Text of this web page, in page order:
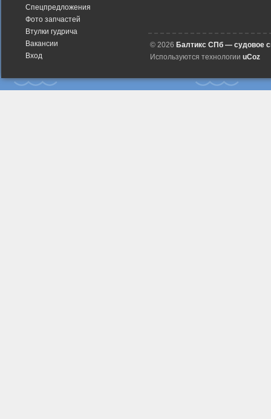
Спецпредложения
Фото запчастей
Втулки гудрича
Вакансии
Вход
© 2026 Балтикс СПб — судовое
Используются технологии uCoz